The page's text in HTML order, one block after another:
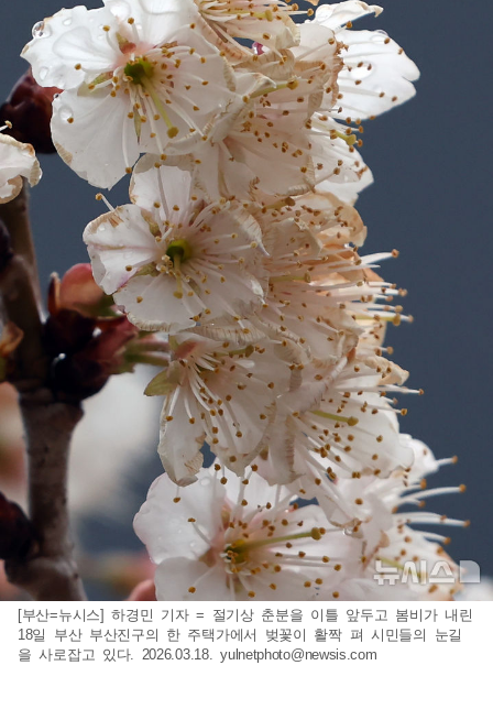
[부산=뉴시스] 하경민 기자 = 절기상 춘분을 이틀 앞두고 봄비가 내린
18일 부산 부산진구의 한 주택가에서 벚꽃이 활짝 펴 시민들의 눈길
을 사로잡고 있다. 2026.03.18.yulnetphoto@newsis.com